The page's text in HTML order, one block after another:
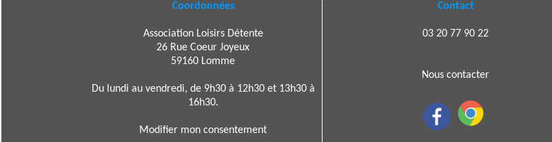
Coordonnées
Association Loisirs Détente
26 Rue Coeur Joyeux
59160 Lomme
Du lundi au vendredi, de 9h30 à 12h30 et 13h30 à
16h30.
Modifier mon consentement
Contact
03 20 77 90 22
Nous contacter